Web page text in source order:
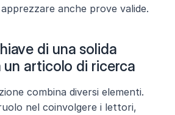
anche prove valide.
di una solida
articolo di ricerca
combina diversi elementi.
nel coinvolgere i lettori,